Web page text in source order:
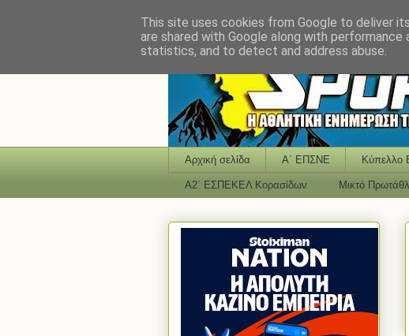
Αρχική σελίδα Α΄ ΕΠΣΝΕ Κύπελλο
Α2΄ ΕΣΠΕΚΕΛ Κορασίδων Μικτό
This site uses cookies from Google to deliver
are shared with Google along with
statistics, and to detect and address abuse.